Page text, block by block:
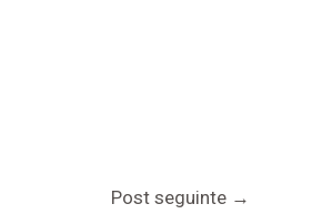
Post seguinte →